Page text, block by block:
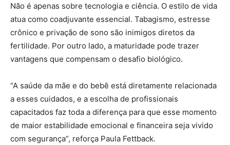
Não é apenas sobre tecnologia e ciência. O estilo de vida
atua como coadjuvante essencial. Tabagismo, estresse
crônico e privação de sono são inimigos diretos da
fertilidade. Por outro lado, a maturidade pode trazer
vantagens que compensam o desafio biológico.
“A saúde da mãe e do bebê está diretamente relacionada
a esses cuidados, e a escolha de profissionais
capacitados faz toda a diferença para que esse momento
de maior estabilidade emocional e financeira seja vivido
com segurança”, reforça Paula Fettback.